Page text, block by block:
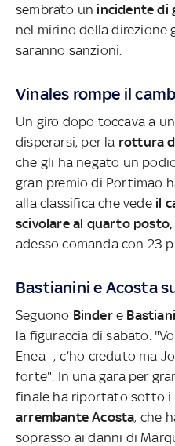
sembrato un incidente di
nel mirino della direzione
saranno sanzioni.
Vinales rompe il
Un giro dopo toccava a un
disperarsi, per la rottura
che gli ha negato un
gran premio di Portimao
alla classifica che vede il
scivolare al quarto
adesso comanda con 23
Bastianini e Acosta
Seguono Bindere
la figuraccia di sabato.
Enea -, c’ho creduto ma
forte". In una gara per
finale ha riportato sotto i
arrembante Acosta, che
soprasso ai danni di